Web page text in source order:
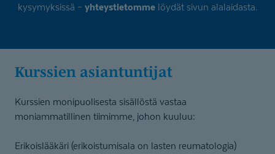
kysymyksissä – yhteystietomme löydät sivun alalaidasta.
Kurssien asiantuntijat
Kurssien monipuolisesta sisällöstä vastaa
moniammatillinen tiimimme, johon kuuluu:
Erikoislääkäri (erikoistumisala on lasten reumatologia)